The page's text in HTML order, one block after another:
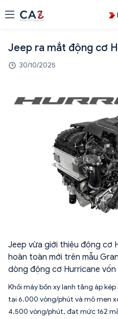
Jeep ra mắt động cơ
30/10/2025
Jeep vừa giới thiệu động cơ
hoàn toàn mới trên mẫu
dòng động cơ Hurricane
Khối máy bốn xy lanh tăng áp
tại 6.000 vòng/phút và mô men
4.500 vòng/phút, đạt mức 162